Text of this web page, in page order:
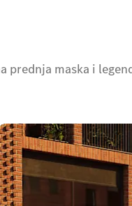
pogledu performansi,
maska i